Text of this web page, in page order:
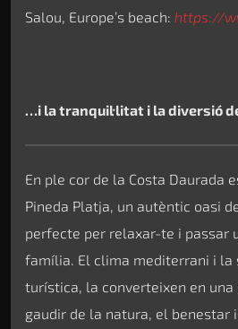
Salou, Europe’s beach: https://
…i la tranquil·litat i la diversió
En ple cor de la Costa Daurada
Pineda Platja, un autèntic oasi
perfecte per relaxar-te i passar
família. El clima mediterrani i la
turística, la converteixen en
gaudir de la natura, el benestar